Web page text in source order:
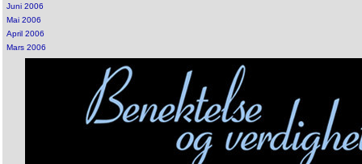
Juni 2006
Mai 2006
April 2006
Mars 2006